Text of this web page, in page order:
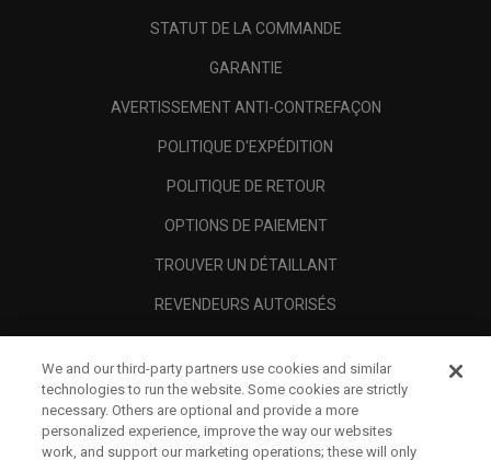
STATUT DE LA COMMANDE
GARANTIE
AVERTISSEMENT ANTI-CONTREFAÇON
POLITIQUE D'EXPÉDITION
POLITIQUE DE RETOUR
OPTIONS DE PAIEMENT
TROUVER UN DÉTAILLANT
REVENDEURS AUTORISÉS
A PROPOS
MENTIONS LÉGALES
We and our third-party partners use cookies and similar
technologies to run the website. Some cookies are strictly
necessary. Others are optional and provide a more
personalized experience, improve the way our websites
work, and support our marketing operations; these will only